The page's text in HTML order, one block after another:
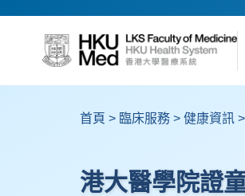
首頁 > 臨床服務 > 健康資訊 >
港大醫學院證